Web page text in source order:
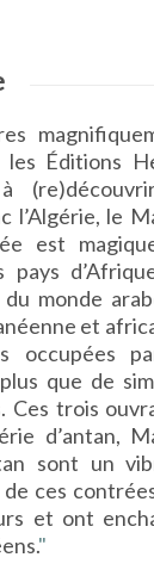
Éditions
l’Algérie, le
est
monde
et
occupées
que de
Ces trois
d’antan,
sont un
ces
et ont
"